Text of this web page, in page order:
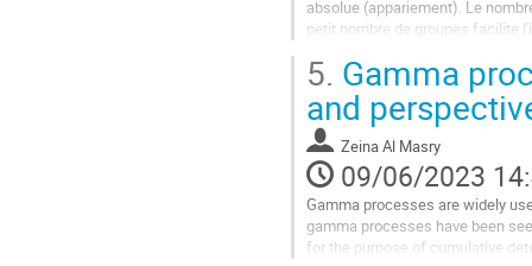
la
contribution
absolue (appariement). Le
petit nombre de groupes facilite
Aller
à
la
page
de
la
contribution
5. Gamma
and
Zeina Al Masry
09/06/2023
Gamma processes are widely
gamma processes have been
for the purpose of cumulative